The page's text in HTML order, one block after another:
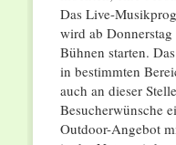
Das Live-
wird ab
Bühnen starten.
in bestimmten
auch an dieser
Besucherwünsche
Outdoor-Angebot